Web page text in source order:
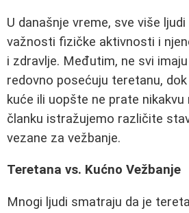
U današnje vreme, sve više
važnosti fizičke aktivnosti i
i zdravlje. Međutim, ne svi
redovno posećuju teretanu,
kuće ili uopšte ne prate nikakvu
članku istražujemo različite
vezane za vežbanje.
Teretana vs. Kućno Vežbanje
Mnogi ljudi smatraju da je